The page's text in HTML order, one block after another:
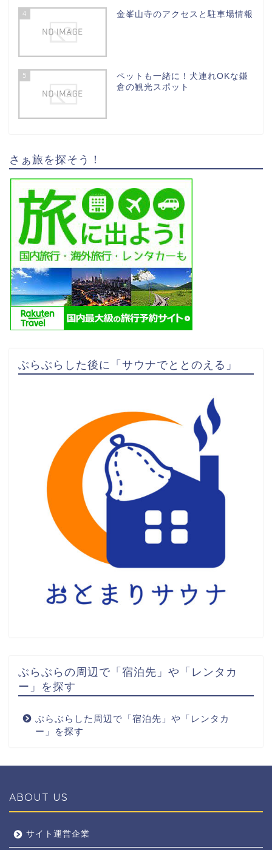
4 金峯山寺のアクセスと駐車場情報
5
ペットも一緒に！犬連れOKな鎌
倉の観光スポット
さぁ旅を探そう！
ぶらぶらした後に「サウナでととのえる」
ぶらぶらの周辺で「宿泊先」や「レンタカ
ー」を探す
ぶらぶらした周辺で「宿泊先」や「レンタカ
ー」を探す
ABOUT US
サイト運営企業